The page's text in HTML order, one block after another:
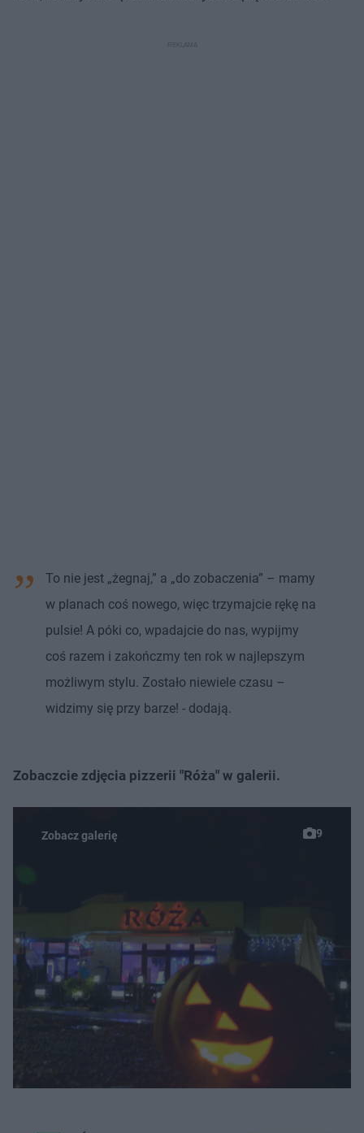
To nie jest „żegnaj,” a „do zobaczenia” – mamy
w planach coś nowego, więc trzymajcie rękę na
pulsie! A póki co, wpadajcie do nas, wypijmy
coś razem i zakończmy ten rok w najlepszym
możliwym stylu. Zostało niewiele czasu –
widzimy się przy barze! - dodają.
Zobaczcie zdjęcia pizzerii "Róża" w galerii.
9